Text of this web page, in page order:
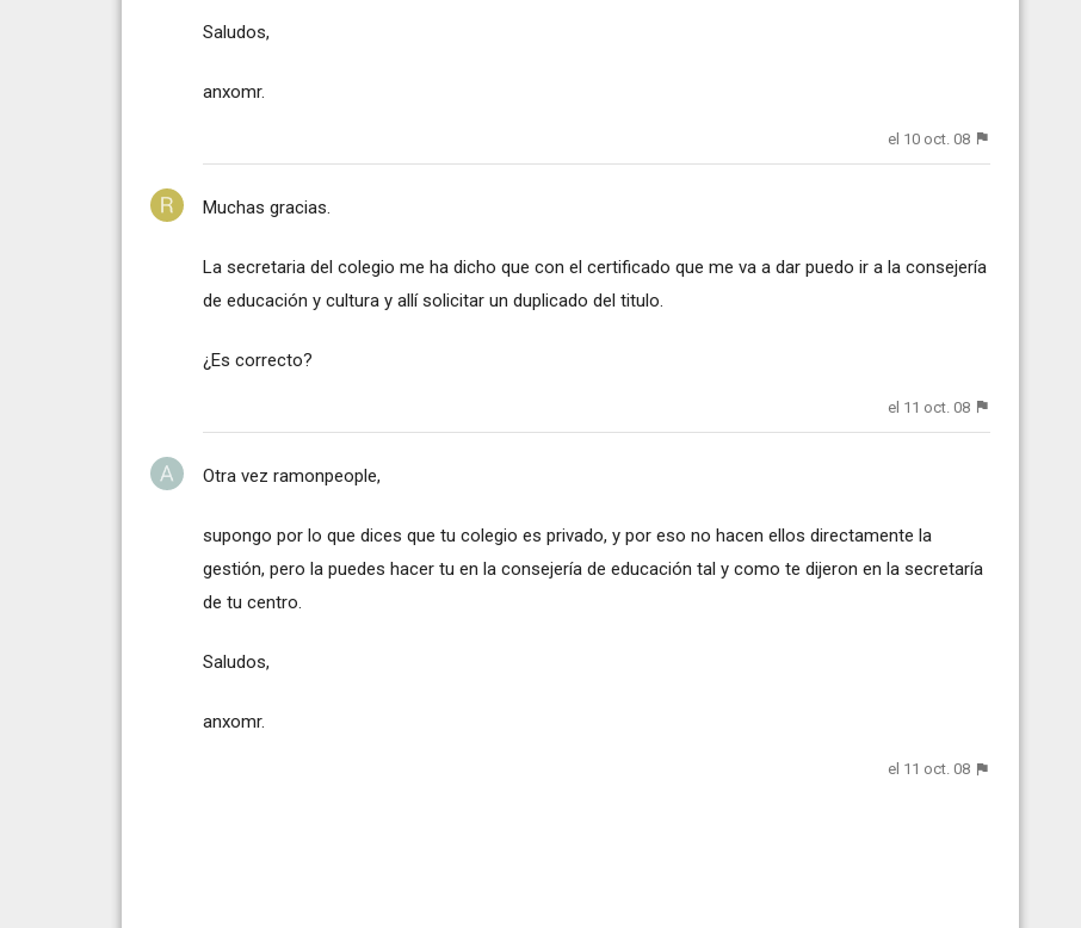
Saludos,
anxomr.
el 10 oct. 08
Muchas gracias.
La secretaria del colegio me ha dicho que con el certificado que me va a dar puedo ir a la consejería
de educación y cultura y allí solicitar un duplicado del titulo.
¿Es correcto?
el 11 oct. 08
Otra vez ramonpeople,
supongo por lo que dices que tu colegio es privado, y por eso no hacen ellos directamente la
gestión, pero la puedes hacer tu en la consejería de educación tal y como te dijeron en la secretaría
de tu centro.
Saludos,
anxomr.
el 11 oct. 08